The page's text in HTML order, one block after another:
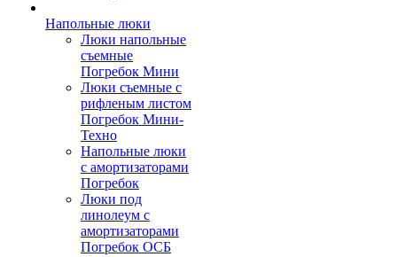
Напольные люки
Люки напольные
съемные
Погребок Мини
Люки съемные с
рифленым листом
Погребок Мини-
Техно
Напольные люки
с амортизаторами
Погребок
Люки под
линолеум с
амортизаторами
Погребок ОСБ